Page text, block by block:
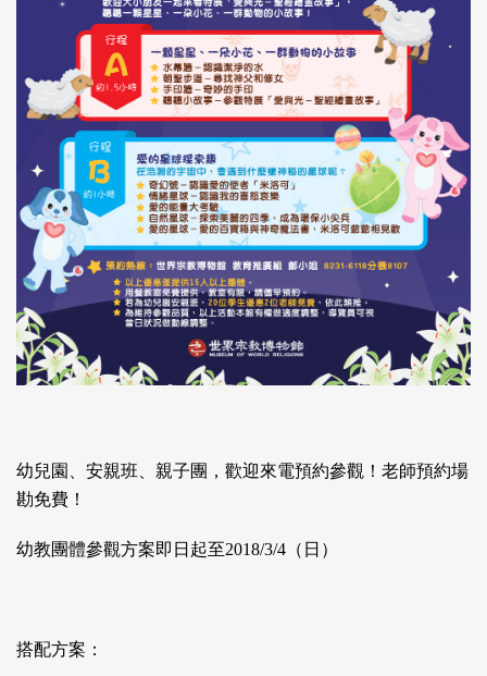
幼兒園、安親班、親子團，歡迎來電預約參觀！老師預約場
勘免費！
幼教團體參觀方案即日起至2018/3/4（日）
搭配方案：